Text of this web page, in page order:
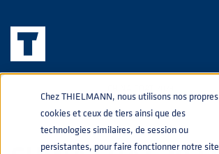
Chez THIELMANN, nous utilisons nos propres
cookies et ceux de tiers ainsi que des
technologies similaires, de session ou
persistantes, pour faire fonctionner notre site